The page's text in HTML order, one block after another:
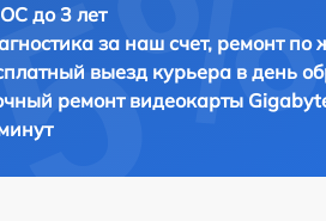
до 3 лет
за наш счет, ремонт по
выезд курьера в день
ремонт видеокарты